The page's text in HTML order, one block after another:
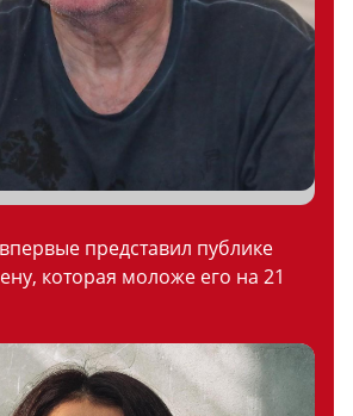
представил публике
которая моложе его на 21